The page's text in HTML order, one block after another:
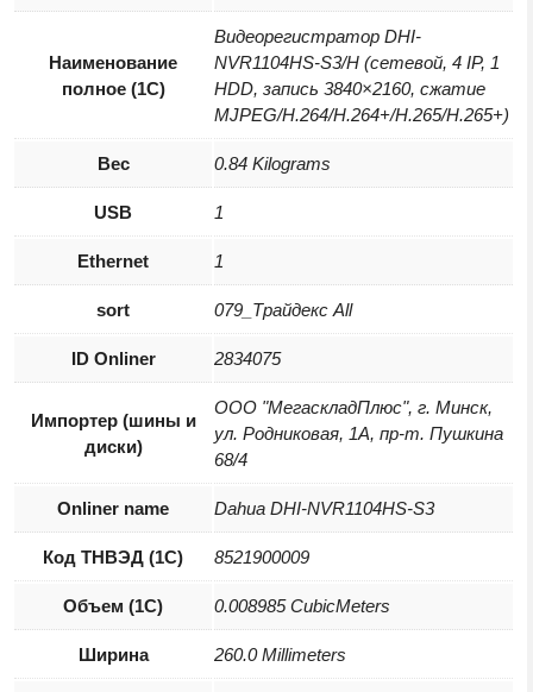
Наименование
полное (1С)
Видеорегистратор DHI-
NVR1104HS-S3/H (сетевой, 4 IP, 1
HDD, запись 3840×2160, сжатие
MJPEG/H.264/H.264+/H.265/H.265+)
Вес 0.84 Kilograms
USB 1
Ethernet 1
sort 079_Трайдекс All
ID Onliner 2834075
Импортер (шины и
диски)
ООО "МегаскладПлюс", г. Минск,
ул. Родниковая, 1А, пр-т. Пушкина
68/4
Onliner name Dahua DHI-NVR1104HS-S3
Код ТНВЭД (1С) 8521900009
Объем (1С) 0.008985 CubicMeters
Ширина 260.0 Millimeters